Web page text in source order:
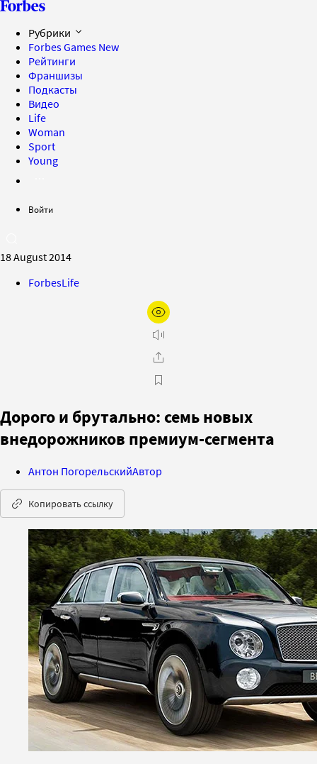
Рубрики
Forbes Games New
Рейтинги
Франшизы
Подкасты
Видео
Life
Woman
Sport
Young
Войти
18 August 2014
ForbesLife
Дорого и брутально: семь новых
внедорожников премиум-сегмента
Антон ПогорельскийАвтор
Копировать ссылку